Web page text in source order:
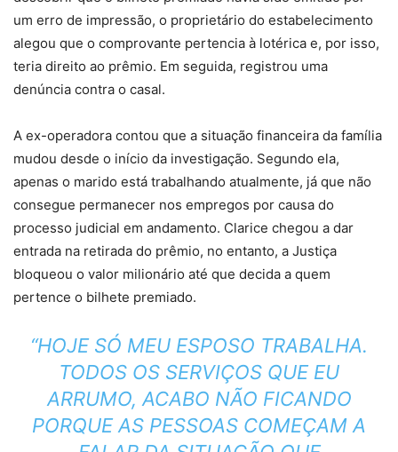
um erro de impressão, o proprietário do estabelecimento
alegou que o comprovante pertencia à lotérica e, por isso,
teria direito ao prêmio. Em seguida, registrou uma
denúncia contra o casal.
A ex-operadora contou que a situação financeira da família
mudou desde o início da investigação. Segundo ela,
apenas o marido está trabalhando atualmente, já que não
consegue permanecer nos empregos por causa do
processo judicial em andamento. Clarice chegou a dar
entrada na retirada do prêmio, no entanto, a Justiça
bloqueou o valor milionário até que decida a quem
pertence o bilhete premiado.
“HOJE SÓ MEU ESPOSO TRABALHA.
TODOS OS SERVIÇOS QUE EU
ARRUMO, ACABO NÃO FICANDO
PORQUE AS PESSOAS COMEÇAM A